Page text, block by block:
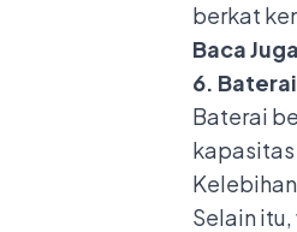
berkat
Baca
6.
Baterai
Selain